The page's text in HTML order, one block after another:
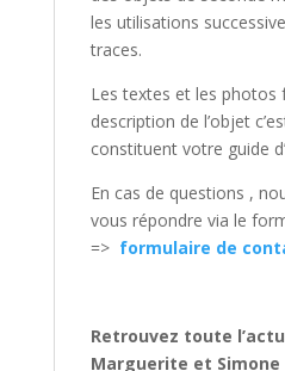
les utilisations
traces.
Les textes et les photos
description de l’objet
constituent votre guide
En cas de questions ,
vous répondre via le
=> formulaire de
Retrouvez toute
Marguerite et